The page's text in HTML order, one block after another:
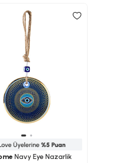
Navy Eye Nazarlik